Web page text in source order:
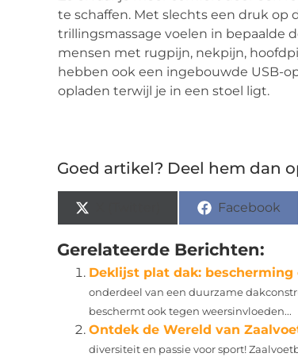
te schaffen. Met slechts een druk op
trillingsmassage voelen in bepaalde
mensen met rugpijn, nekpijn,
hebben ook een ingebouwde USB-
opladen terwijl je in een stoel ligt.
Goed artikel? Deel hem dan
Facebook
Gerelateerde Berichten:
Deklijst plat dak:
onderdeel van een duurzame
beschermt ook tegen weersinvloeden...
Ontdek de Wereld van
diversiteit en passie voor sport!